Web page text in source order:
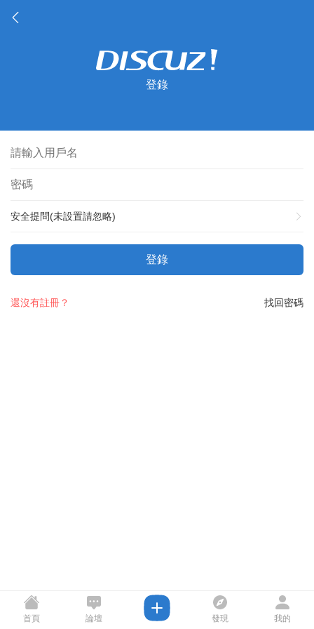
登錄
安全提問(未設置請忽略)
登錄
找回密碼
還沒有註冊？
首頁 論壇 發現 我的